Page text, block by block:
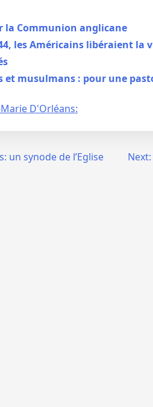
la Communion anglicane
les Américains libéraient la
et musulmans : pour une
D'Orléans:
un synode de l’Eglise
Next: